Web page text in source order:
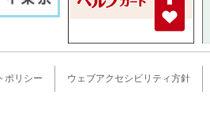
ポリシー ウェブアクセシビリティ方針